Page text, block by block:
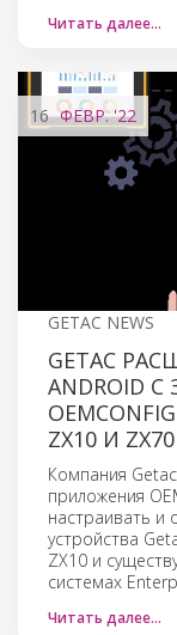
Читать далее…
16 ФЕВР.'22
GETAC NEWS
GETAC
ANDROID
ZX10 И ZX70
Компания
приложения
настраивать и
устройства
ZX10 и
системах
Читать далее…